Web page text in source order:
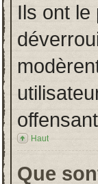
Ils ont le
Haut
Que